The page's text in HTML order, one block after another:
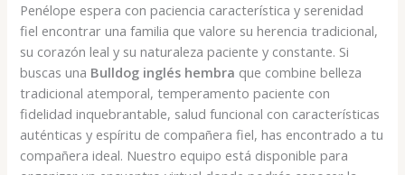
Penélope espera con paciencia característica y serenidad
fiel encontrar una familia que valore su herencia tradicional,
su corazón leal y su naturaleza paciente y constante. Si
buscas una Bulldog inglés hembra que combine belleza
tradicional atemporal, temperamento paciente con
fidelidad inquebrantable, salud funcional con características
auténticas y espíritu de compañera fiel, has encontrado a tu
compañera ideal. Nuestro equipo está disponible para